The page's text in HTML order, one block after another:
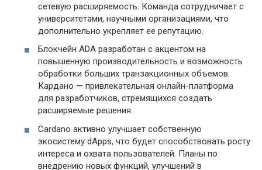
сетевую расширяемость. Команда сотрудничает с
университетами, научными организациями, что
дополнительно укрепляет ее репутацию.
Блокчейн ADA разработан с акцентом на
повышенную производительность и возможность
обработки больших транзакционных объемов.
Кардано — привлекательная онлайн-платформа
для разработчиков, стремящихся создать
расширяемые решения.
Cardano активно улучшает собственную
экосистему dApps, что будет способствовать росту
интереса и охвата пользователей. Планы по
внедрению новых функций, улучшений в